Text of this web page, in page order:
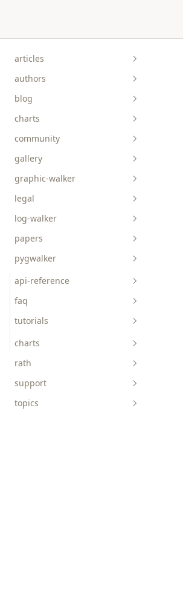
articles
authors
blog
charts
community
gallery
bar__box__rect
line__area
pie__tick__other
scatterplot__heatmap
graphic-walker
api-reference
data-viz
guides
legal
log-walker
papers
pygwalker
api-reference
faq
tutorials
charts
rath
connect-data
discover-causals
support
topics